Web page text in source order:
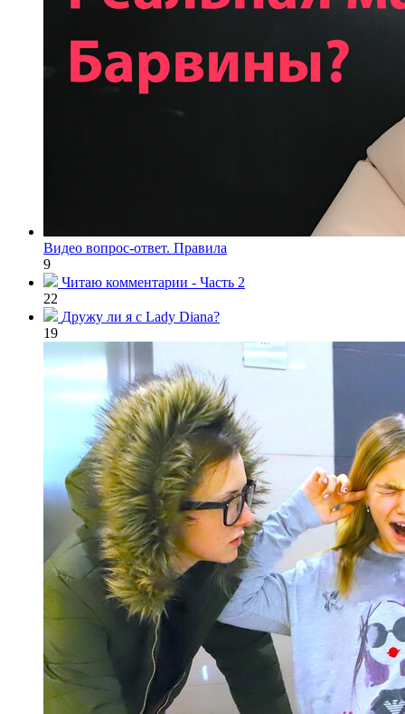
Видео вопрос-ответ. Правила
9
Читаю комментарии - Часть 2
22
Дружу ли я с Lady Diana?
19